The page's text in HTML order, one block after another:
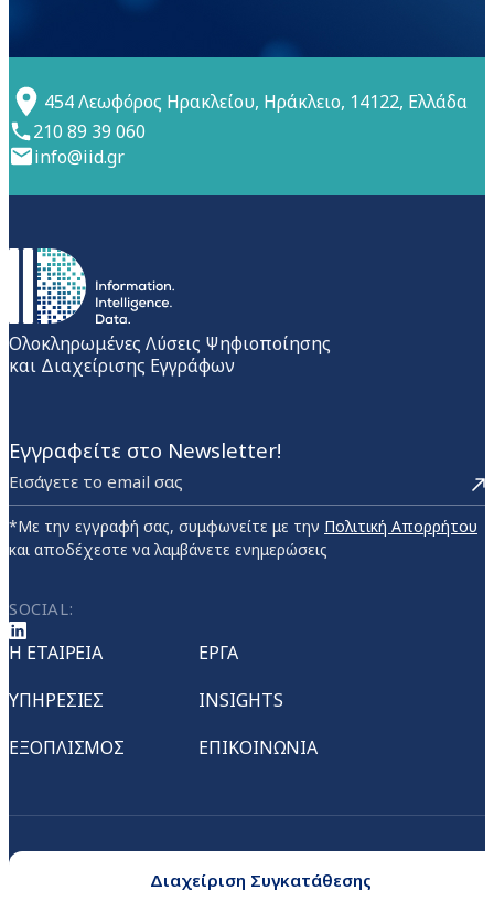
Διαχείριση Συγκατάθεσης
454 Λεωφόρος Ηρακλείου, Ηράκλειο, 14122, Ελλάδα
210 89 39 060
info@iid.gr
Ολοκληρωμένες Λύσεις Ψηφιοποίησης
και Διαχείρισης Εγγράφων
Εγγραφείτε στο Newsletter!
Η ΕΤΑΙΡΕΙΑ
ΕΡΓΑ
ΥΠΗΡΕΣΙΕΣ
INSIGHTS
ΕΞΟΠΛΙΣΜΟΣ
ΕΠΙΚΟΙΝΩΝΙΑ
*Με την εγγραφή σας, συμφωνείτε με την Πολιτική Απορρήτου
και αποδέχεστε να λαμβάνετε ενημερώσεις
SOCIAL: